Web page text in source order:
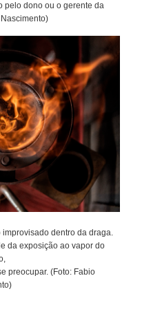
pelo dono ou o gerente da
dentro da draga.
da exposição ao vapor do
preocupar. (Foto: Fabio